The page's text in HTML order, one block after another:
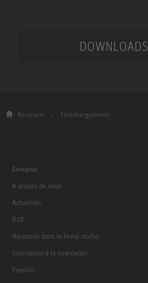
DOWNLOADS
Neumann Téléchargements
Entreprise
A propos de nous
Actualités
B2B
Neumann dans le home studio
Inscription à la newsletter
Emplois